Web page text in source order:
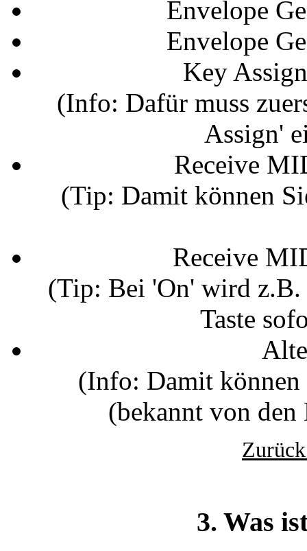
Envelope
Envelope
Key
(Info: Dafür muss
Assign'
Receive
(Tip: Damit können
Receive
(Tip: Bei 'On' wird z.B.
Taste
(Info: Damit
(bekannt von
3. Was